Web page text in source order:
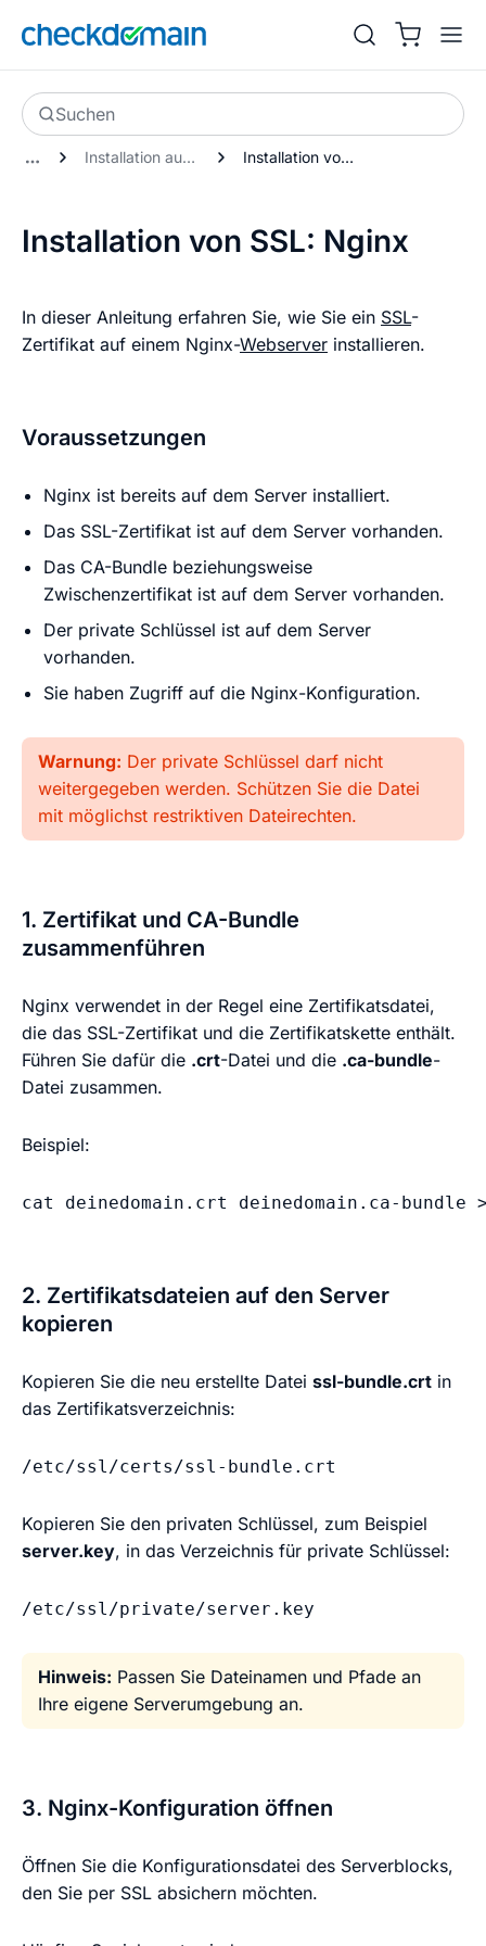
Suchen
Installation auf einem Server Installation von SSL: Nginx
Installation von SSL: Nginx
In dieser Anleitung erfahren Sie, wie Sie ein SSL-
Zertifikat auf einem Nginx-Webserver installieren.
Voraussetzungen
Nginx ist bereits auf dem Server installiert.
Das SSL-Zertifikat ist auf dem Server vorhanden.
Das CA-Bundle beziehungsweise
Zwischenzertifikat ist auf dem Server vorhanden.
Der private Schlüssel ist auf dem Server
vorhanden.
Sie haben Zugriff auf die Nginx-Konfiguration.
Warnung: Der private Schlüssel darf nicht
weitergegeben werden. Schützen Sie die Datei
mit möglichst restriktiven Dateirechten.
1. Zertifikat und CA-Bundle
zusammenführen
Nginx verwendet in der Regel eine Zertifikatsdatei,
die das SSL-Zertifikat und die Zertifikatskette enthält.
Führen Sie dafür die .crt-Datei und die .ca-bundle-
Datei zusammen.
Beispiel:
cat deinedomain.crt deinedomain.ca-
2. Zertifikatsdateien auf den Server
kopieren
Kopieren Sie die neu erstellte Datei ssl-bundle.crt in
das Zertifikatsverzeichnis:
/etc/ssl/certs/ssl-bundle.crt
Kopieren Sie den privaten Schlüssel, zum Beispiel
server.key, in das Verzeichnis für private Schlüssel:
/etc/ssl/private/server.key
Hinweis: Passen Sie Dateinamen und Pfade an
Ihre eigene Serverumgebung an.
3. Nginx-Konfiguration öffnen
Öffnen Sie die Konfigurationsdatei des Serverblocks,
den Sie per SSL absichern möchten.